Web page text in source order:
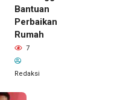
Bantuan
Perbaikan
Rumah
7
Redaksi